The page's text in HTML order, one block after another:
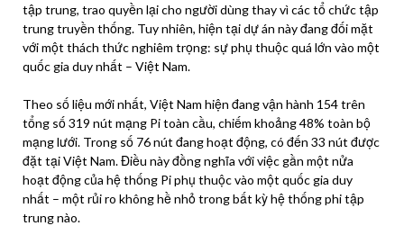
tập trung, trao quyền lại cho người dùng thay vì các tổ chức tập
trung truyền thống. Tuy nhiên, hiện tại dự án này đang đối mặt
với một thách thức nghiêm trọng: sự phụ thuộc quá lớn vào một
quốc gia duy nhất – Việt Nam.
Theo số liệu mới nhất, Việt Nam hiện đang vận hành 154 trên
tổng số 319 nút mạng Pi toàn cầu, chiếm khoảng 48% toàn bộ
mạng lưới. Trong số 76 nút đang hoạt động, có đến 33 nút được
đặt tại Việt Nam. Điều này đồng nghĩa với việc gần một nửa
hoạt động của hệ thống Pi phụ thuộc vào một quốc gia duy
nhất – một rủi ro không hề nhỏ trong bất kỳ hệ thống phi tập
trung nào.